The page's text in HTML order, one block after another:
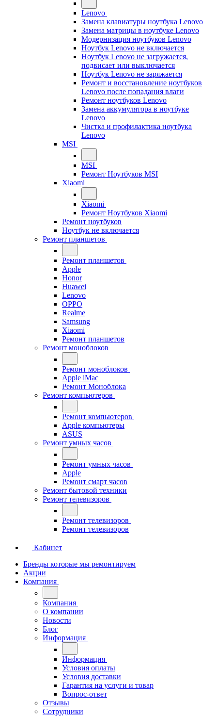
Lenovo
Замена клавиатуры ноутбука Lenovo
Замена матрицы в ноутбуке Lenovo
Модернизация ноутбуков Lenovo
Ноутбук Lenovo не включается
Ноутбук Lenovo не загружается,
подвисает или выключается
Ноутбук Lenovo не заряжается
Ремонт и восстановление ноутбуков
Lenovo после попадания влаги
Ремонт ноутбуков Lenovo
Замена аккумулятора в ноутбуке
Lenovo
Чистка и профилактика ноутбука
Lenovo
MSI
MSI
Ремонт Ноутбуков MSI
Xiaomi
Xiaomi
Ремонт Ноутбуков Xiaomi
Ремонт ноутбуков
Ноутбук не включается
Ремонт планшетов
Ремонт планшетов
Apple
Honor
Huawei
Lenovo
OPPO
Realme
Samsung
Xiaomi
Ремонт планшетов
Ремонт моноблоков
Ремонт моноблоков
Apple iMac
Ремонт Моноблока
Ремонт компьютеров
Ремонт компьютеров
Apple компьютеры
ASUS
Ремонт умных часов
Ремонт умных часов
Apple
Ремонт смарт часов
Ремонт бытовой техники
Ремонт телевизоров
Ремонт телевизоров
Ремонт телевизоров
Кабинет
Бренды которые мы ремонтируем
Акции
Компания
Компания
О компании
Новости
Блог
Информация
Информация
Условия оплаты
Условия доставки
Гарантия на услуги и товар
Вопрос-ответ
Отзывы
Сотрудники